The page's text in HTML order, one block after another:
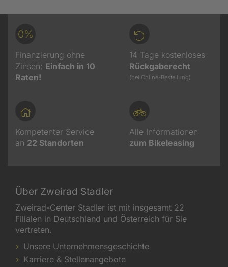
0%
Finanzierung ohne
Zinsen: Einfach in 10
Raten!
14 Tage kostenloses
Rückgaberecht
(bei Online-Bestellung)
Kompetenter Service
an 22 Standorten
Alle Informationen
zum Bikeleasing
Über Zweirad Stadler
Zweirad-Center Stadler ist mit insgesamt 22
Filialen in Deutschland und Österreich für Sie
vertreten.
Unsere Unternehmensgeschichte
Karriere & Stellenangebote